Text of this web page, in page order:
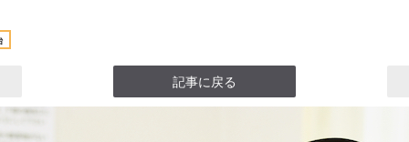
記事に戻る